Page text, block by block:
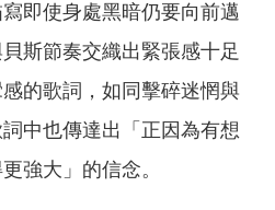
即使身處黑暗仍要向前邁
斯節奏交織出緊張感十足
的歌詞，如同擊碎迷惘與
中也傳達出「正因為有想
強大」的信念。